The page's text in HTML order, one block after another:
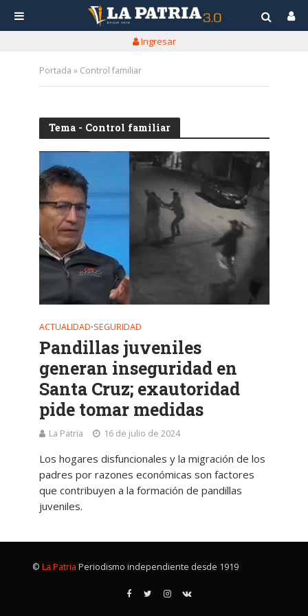
Ingresar
Portada » Control familiar
Tema - Control familiar
ACTUALIDAD•SEGURIDAD
Pandillas juveniles
generan inseguridad en
Santa Cruz; exautoridad
pide tomar medidas
La Patria 16 de julio de 2024
Los hogares disfuncionales y la migración de los
padres por razones económicas son factores
que contribuyen a la formación de pandillas
juveniles.
© La Patria Periodismo independiente desde 1919